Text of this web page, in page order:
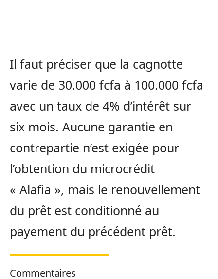
Il faut préciser que la cagnotte
varie de 30.000 fcfa à 100.000 fcfa
avec un taux de 4% d’intérêt sur
six mois. Aucune garantie en
contrepartie n’est exigée pour
l’obtention du microcrédit
« Alafia », mais le renouvellement
du prêt est conditionné au
payement du précédent prêt.
Commentaires